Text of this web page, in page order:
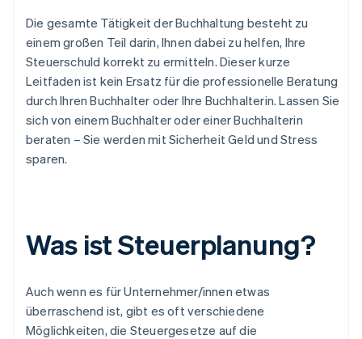
Die gesamte Tätigkeit der Buchhaltung besteht zu
einem großen Teil darin, Ihnen dabei zu helfen, Ihre
Steuerschuld korrekt zu ermitteln. Dieser kurze
Leitfaden ist kein Ersatz für die professionelle Beratung
durch Ihren Buchhalter oder Ihre Buchhalterin. Lassen Sie
sich von einem Buchhalter oder einer Buchhalterin
beraten – Sie werden mit Sicherheit Geld und Stress
sparen.
Was ist Steuerplanung?
Auch wenn es für Unternehmer/innen etwas
überraschend ist, gibt es oft verschiedene
Möglichkeiten, die Steuergesetze auf die